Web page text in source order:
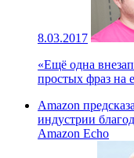
8.03.2017
«Ещё одна
простых фраз на
Amazon
индустрии
Amazon Echo